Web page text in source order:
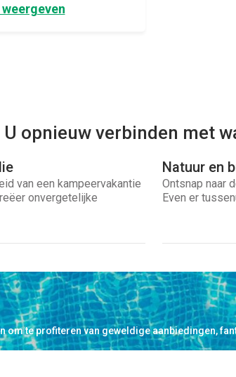
U opnieuw verbinden met
van een kampeervakantie
onvergetelijke
Natuur en
Ontsnap naar
Even er
om te profiteren van geweldige aanbiedingen,